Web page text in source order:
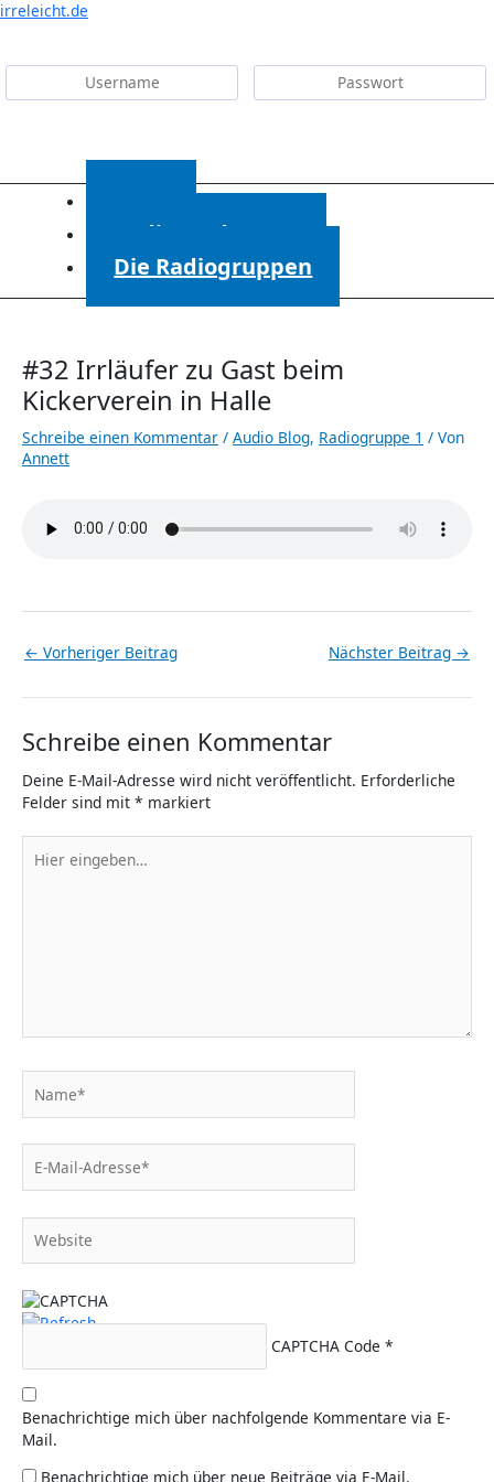
irreleicht.de
Menü
Radiosendungen
Die Radiogruppen
#32 Irrläufer zu Gast beim
Kickerverein in Halle
Schreibe einen Kommentar / Audio Blog, Radiogruppe 1 / Von
Annett
← Vorheriger Beitrag Nächster Beitrag →
Schreibe einen Kommentar
Deine E-Mail-Adresse wird nicht veröffentlicht. Erforderliche
Felder sind mit * markiert
eingeben…
Mail-
Adresse*
CAPTCHA Code *
Benachrichtige mich über nachfolgende Kommentare via E-
Mail.
Benachrichtige mich über neue Beiträge via E-Mail.